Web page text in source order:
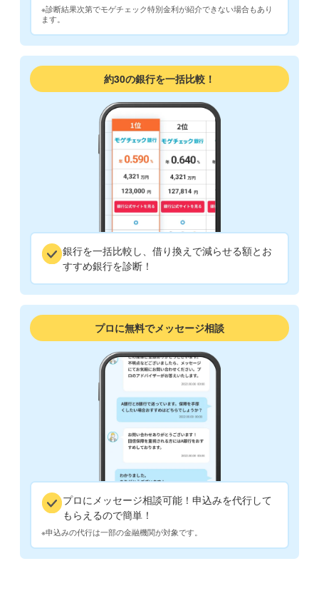
※診断結果次第でモゲチェック特別金利が紹介できない場合もあり
ます。
約30の銀行を一括比較！
銀行を一括比較し、借り換えで減らせる額とお
すすめ銀行を診断！
プロに無料でメッセージ相談
プロにメッセージ相談可能！申込みを代行して
もらえるので簡単！
※申込みの代行は一部の金融機関が対象です。